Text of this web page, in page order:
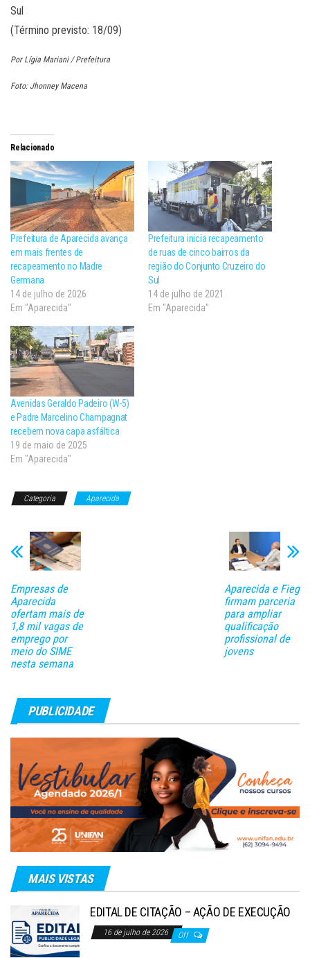
Sul
(Término previsto: 18/09)
Por Lígia Mariani / Prefeitura
Foto: Jhonney Macena
Relacionado
Prefeitura de Aparecida avança
em mais frentes de
recapeamento no Madre
Germana
14 de julho de 2026
Em "Aparecida"
Prefeitura inicia recapeamento
de ruas de cinco bairros da
região do Conjunto Cruzeiro do
Sul
14 de julho de 2021
Em "Aparecida"
Avenidas Geraldo Padeiro (W-5)
e Padre Marcelino Champagnat
recebem nova capa asfáltica
19 de maio de 2025
Em "Aparecida"
Categoria Aparecida
Empresas de
Aparecida
ofertam mais de
1,8 mil vagas de
emprego por
meio do SIME
nesta semana
Aparecida e Fieg
firmam parceria
para ampliar
qualificação
profissional de
jovens
PUBLICIDADE
MAIS VISTAS
EDITAL DE CITAÇÃO – AÇÃO DE EXECUÇÃO
16 de julho de 2026 Off